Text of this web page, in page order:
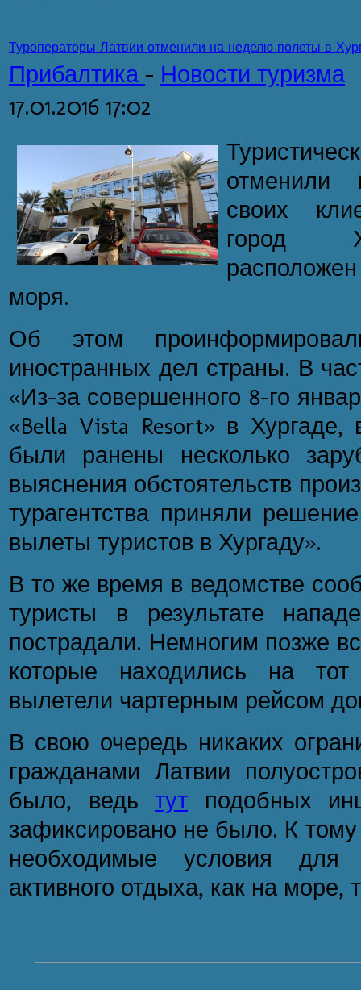
Туроператоры Латвии отменили на неделю полеты в
Прибалтика - Новости туризма
17.01.2016 17:02
своих
город
моря.
Об этом
иностранных дел страны. В
«Из-за совершенного 8-го
«Bella Vista Resort» в Хургаде,
были ранены несколько
выяснения обстоятельств
турагентства приняли
вылеты туристов в Хургаду».
В то же время в ведомстве
туристы в результате
пострадали. Немногим позже
которые находились на
вылетели чартерным рейсом
В свою очередь никаких
гражданами Латвии
было, ведь тут подобных
зафиксировано не было. К
необходимые условия для
активного отдыха, как на море,